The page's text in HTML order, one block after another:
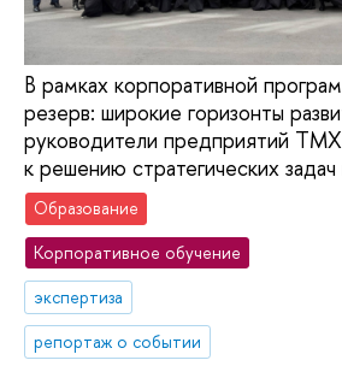
В рамках корпоративной
резерв: широкие горизонты
руководители предприятий ТМХ
к решению стратегических
Образование
Корпоративное обучение
экспертиза
репортаж о событии